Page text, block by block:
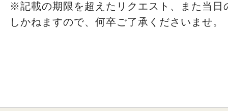
※記載の期限を超えたリクエスト、また当日
しかねますので、何卒ご了承くださいませ。